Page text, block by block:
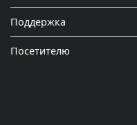
Поддержка
Посетителю